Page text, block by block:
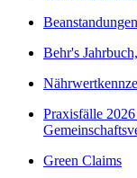
Behr's
Praxisfälle
Green Claims